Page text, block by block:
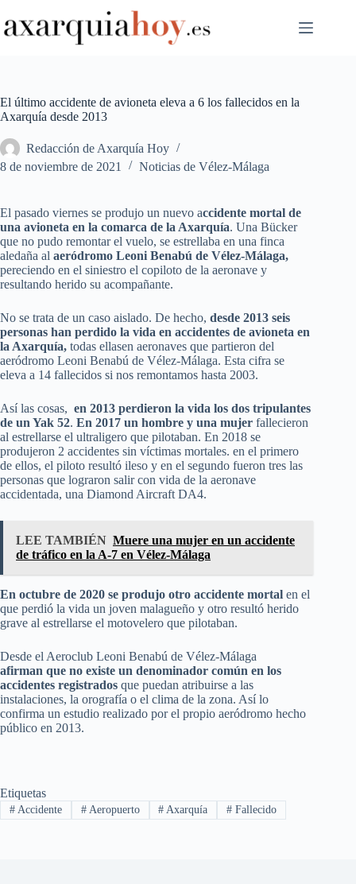
al
contenido
El último accidente de avioneta eleva a 6 los fallecidos en la
Axarquía desde 2013
Redacción de Axarquía Hoy
8 de noviembre de 2021
Noticias de Vélez-Málaga
El pasado viernes se produjo un nuevo accidente mortal de
una avioneta en la comarca de la Axarquía. Una Bücker
que no pudo remontar el vuelo, se estrellaba en una finca
aledaña al aeródromo Leoni Benabú de Vélez-Málaga,
pereciendo en el siniestro el copiloto de la aeronave y
resultando herido su acompañante.
No se trata de un caso aislado. De hecho, desde 2013 seis
personas han perdido la vida en accidentes de avioneta en
la Axarquía, todas ellasen aeronaves que partieron del
aeródromo Leoni Benabú de Vélez-Málaga. Esta cifra se
eleva a 14 fallecidos si nos remontamos hasta 2003.
Así las cosas, en 2013 perdieron la vida los dos tripulantes
de un Yak 52. En 2017 un hombre y una mujer fallecieron
al estrellarse el ultraligero que pilotaban. En 2018 se
produjeron 2 accidentes sin víctimas mortales. en el primero
de ellos, el piloto resultó ileso y en el segundo fueron tres las
personas que lograron salir con vida de la aeronave
accidentada, una Diamond Aircraft DA4.
LEE TAMBIÉN Muere una mujer en un accidente
de tráfico en la A-7 en Vélez-Málaga
En octubre de 2020 se produjo otro accidente mortal en el
que perdió la vida un joven malagueño y otro resultó herido
grave al estrellarse el motovelero que pilotaban.
Desde el Aeroclub Leoni Benabú de Vélez-Málaga
afirman que no existe un denominador común en los
accidentes registrados que puedan atribuirse a las
instalaciones, la orografía o el clima de la zona. Así lo
confirma un estudio realizado por el propio aeródromo hecho
público en 2013.
Etiquetas
#Accidente #Aeropuerto # Axarquía # Fallecido